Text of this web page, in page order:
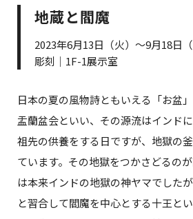
地蔵と閻魔
2023年6月13日（火）～9月18日（
彫刻｜1F-1展示室
日本の夏の風物詩ともいえる「お盆
盂蘭盆会といい、その源流はインド
祖先の供養をする日ですが、地獄の
ています。その地獄をつかさどるの
は本来インドの地獄の神ヤマでした
と習合して閻魔を中心とする十王と